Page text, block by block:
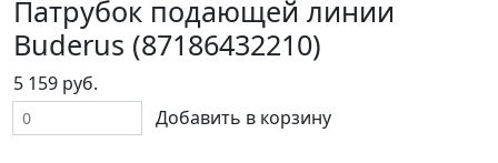
Патрубок подающей линии
Buderus (87186432210)
5 159 руб.
Добавить в корзину